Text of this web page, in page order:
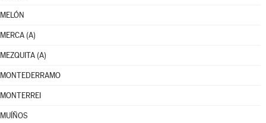
MELÓN
MERCA (A)
MEZQUITA (A)
MONTEDERRAMO
MONTERREI
MUÍÑOS